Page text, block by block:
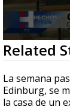
0
seconds
of
39
seconds
Related
La semana
Edinburg, se
la casa de un